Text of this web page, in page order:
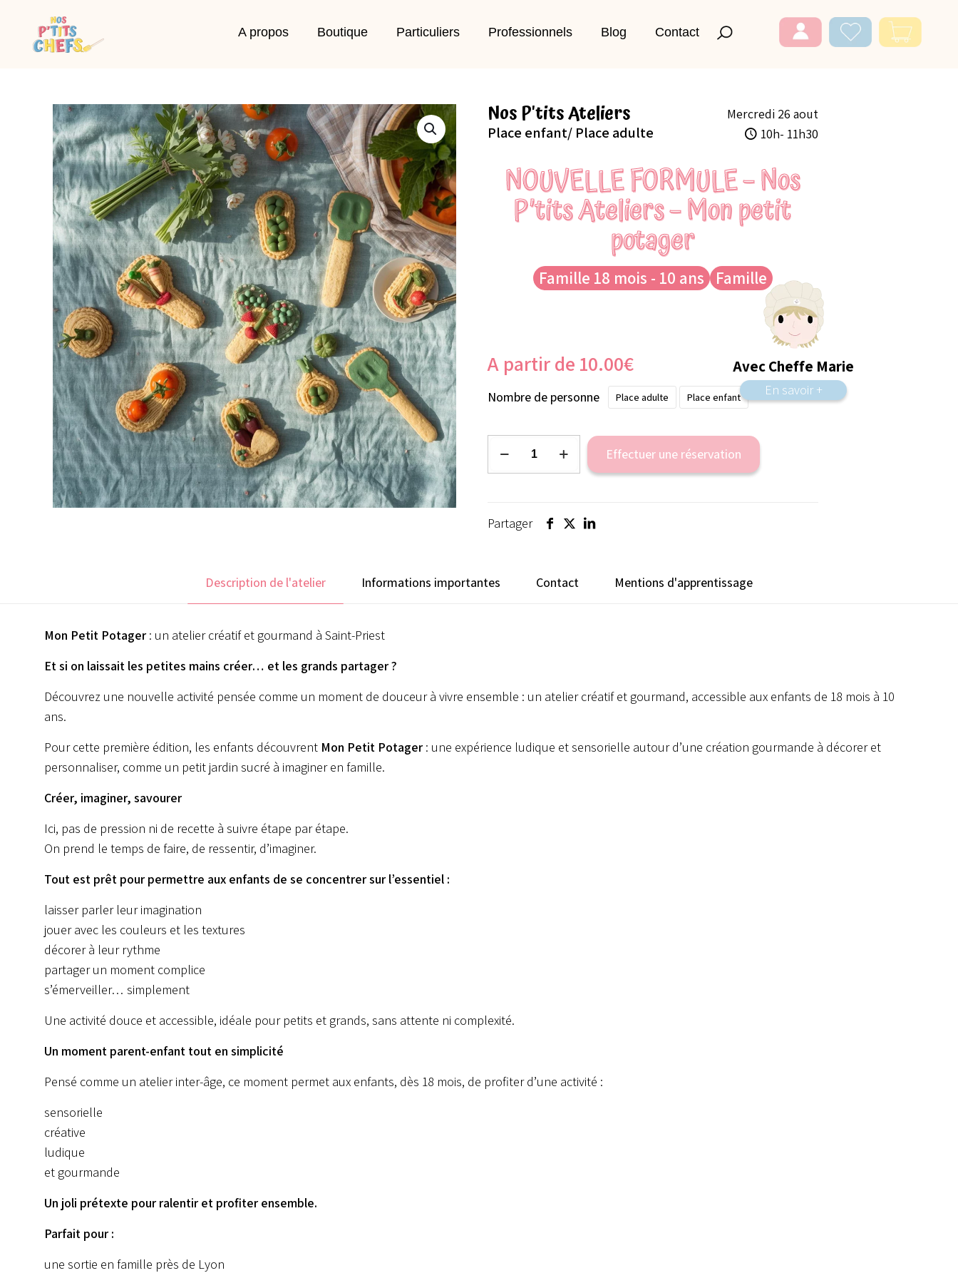
A propos Boutique Particuliers Professionnels Blog Contact
Nos P'tits Ateliers
Place enfant/ Place adulte
Mercredi 26 aout
10h- 11h30
NOUVELLE FORMULE – Nos
P’tits Ateliers – Mon petit
potager
Famille 18 mois - 10 ans Famille
Avec Cheffe Marie
En savoir +
A partir de 10.00€
Nombre de personne Place adulte Place enfant
-
Ateliers
Effectuer une réservation
Partager
Description de l'atelier Informations importantes Contact Mentions d'apprentissage
Mon Petit Potager: un atelier créatif et gourmand à Saint-Priest
Et si on laissait les petites mains créer… et les grands partager ?
Découvrez une nouvelle activité pensée comme un moment de douceur à vivre ensemble : un atelier créatif et gourmand, accessible aux enfants de 18 mois à 10
ans.
Pour cette première édition, les enfants découvrent Mon Petit Potager: une expérience ludique et sensorielle autour d’une création gourmande à décorer et
personnaliser, comme un petit jardin sucré à imaginer en famille.
Créer, imaginer, savourer
Ici, pas de pression ni de recette à suivre étape par étape.
On prend le temps de faire, de ressentir, d’imaginer.
Tout est prêt pour permettre aux enfants de se concentrer sur l’essentiel :
laisser parler leur imagination
jouer avec les couleurs et les textures
décorer à leur rythme
partager un moment complice
s’émerveiller… simplement
Une activité douce et accessible, idéale pour petits et grands, sans attente ni complexité.
Un moment parent-enfant tout en simplicité
Pensé comme un atelier inter-âge, ce moment permet aux enfants, dès 18 mois, de profiter d’une activité :
sensorielle
créative
ludique
et gourmande
Un joli prétexte pour ralentir et profiter ensemble.
Parfait pour :
une sortie en famille près de Lyon